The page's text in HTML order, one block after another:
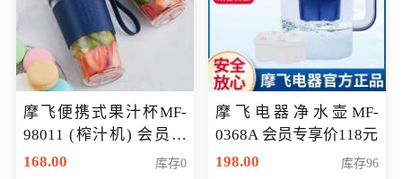
摩飞便携式果汁杯MF-
98011 (榨汁机) 会员专
享价138元
168.00 库存0
摩飞电器净水壶MF-
0368A 会员专享价118元
198.00
库存96